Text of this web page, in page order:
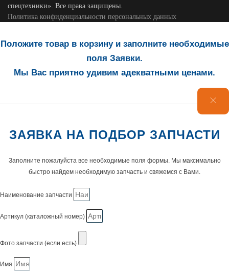
спецтехники». Все права защищены.
Политика конфиденциальности персональных данных
Положите товар в корзину и заполните необходимые
поля Заявки.
Мы Вас приятно удивим адекватными ценами.
ЗАЯВКА НА ПОДБОР ЗАПЧАСТИ
Заполните пожалуйста все необходимые поля формы. Мы максимально
быстро найдем необходимую запчасть и свяжемся с Вами.
Наименование запчасти
Артикул (каталожный номер)
Фото запчасти (если есть)
Имя